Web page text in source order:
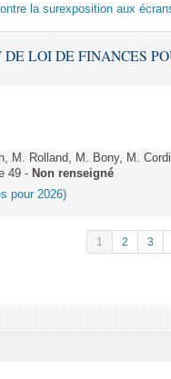
la surexposition aux
DE LOI DE FINANCES
M. Rolland, M. Bony, M.
49 - Non renseigné
pour 2026)
1 2 3